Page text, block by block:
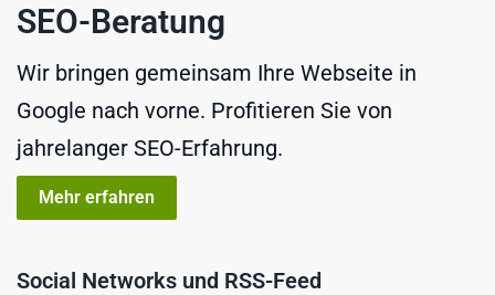
SEO-Beratung
Wir bringen gemeinsam Ihre Webseite in
Google nach vorne. Profitieren Sie von
jahrelanger SEO-Erfahrung.
Mehr erfahren
Social Networks und RSS-Feed